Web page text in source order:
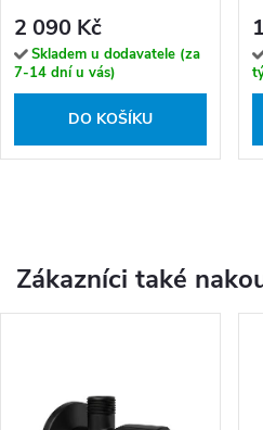
2 090 Kč
Skladem u dodavatele (za
7-14 dní u vás)
DO KOŠÍKU
Zákazníci také